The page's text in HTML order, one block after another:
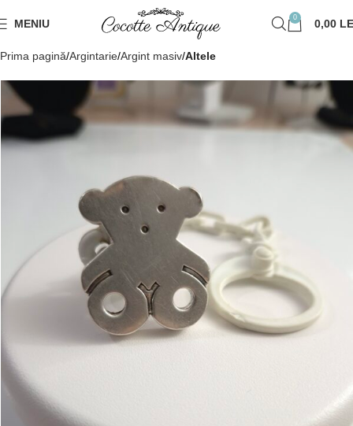
MENIU 0 0,00
Prima pagină Argintarie Argint masiv Altele